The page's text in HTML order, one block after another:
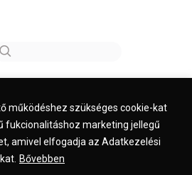
működéshez szükséges cookie-kat
fukcionalitáshoz marketing jellegű
amivel elfogadja az Adatkezelési
Bővebben
Kapcsolat Jogi nyilatkozat